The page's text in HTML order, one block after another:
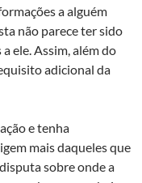
a alguém
não parece ter sido
ele. Assim, além do
adicional da
e tenha
mais daqueles que
sobre onde a